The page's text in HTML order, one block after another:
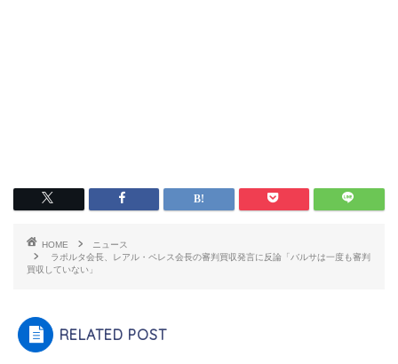
HOME
ニュース
ラポルタ会長、レアル・ペレス会長の審判買収発言に反論「バルサは一度も審判
買収していない」
RELATED POST